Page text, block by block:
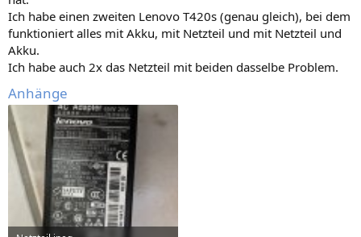
Ich habe einen zweiten Lenovo T420s (genau gleich), bei dem
funktioniert alles mit Akku, mit Netzteil und mit Netzteil und
Akku.
Ich habe auch 2x das Netzteil mit beiden dasselbe Problem.
Anhänge